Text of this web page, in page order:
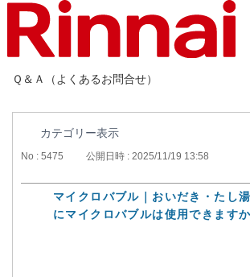
Ｑ＆Ａ（よくあるお問合せ）
カテゴリー表示
No : 5475 公開日時 : 2025/11/19 13:58
マイクロバブル｜おいだき・たし
にマイクロバブルは使用できますか